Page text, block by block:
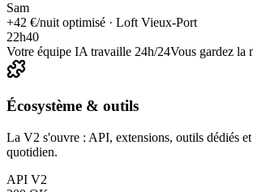
Sam
+42 €/nuit optimisé · Loft Vieux-Port
22h40
Votre équipe IA travaille 24h/24Vous gardez la
Écosystème & outils
La V2 s'ouvre : API, extensions, outils dédiés
quotidien.
API V2